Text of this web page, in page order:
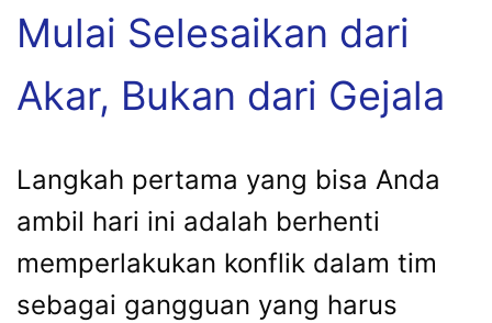
Mulai Selesaikan dari
Akar, Bukan dari Gejala
Langkah pertama yang bisa Anda
ambil hari ini adalah berhenti
memperlakukan konflik dalam tim
sebagai gangguan yang harus